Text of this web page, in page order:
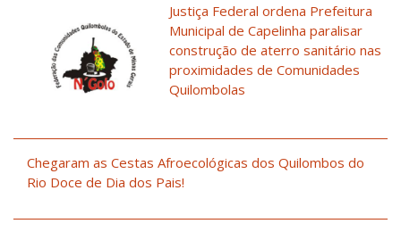
Justiça Federal ordena Prefeitura
Municipal de Capelinha paralisar
construção de aterro sanitário nas
proximidades de Comunidades
Quilombolas
Chegaram as Cestas Afroecológicas dos Quilombos do
Rio Doce de Dia dos Pais!